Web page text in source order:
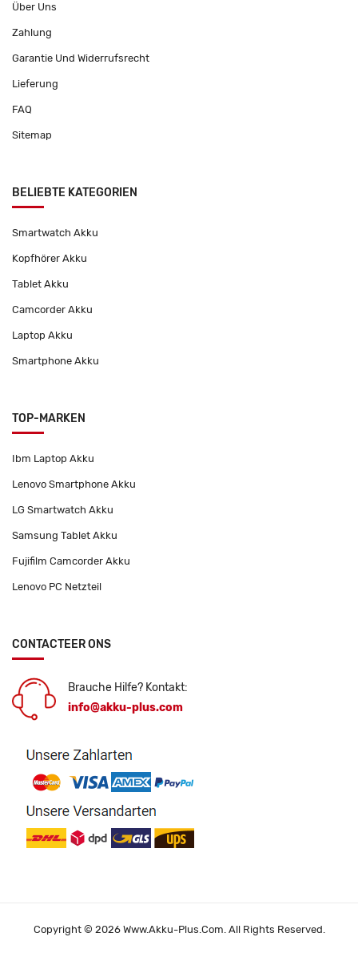
Über Uns
Zahlung
Garantie Und Widerrufsrecht
Lieferung
FAQ
Sitemap
BELIEBTE KATEGORIEN
Smartwatch Akku
Kopfhörer Akku
Tablet Akku
Camcorder Akku
Laptop Akku
Smartphone Akku
TOP-MARKEN
Ibm Laptop Akku
Lenovo Smartphone Akku
LG Smartwatch Akku
Samsung Tablet Akku
Fujifilm Camcorder Akku
Lenovo PC Netzteil
CONTACTEER ONS
Brauche Hilfe? Kontakt:
info@akku-plus.com
Copyright © 2026 Www.akku-Plus.com. All Rights Reserved.